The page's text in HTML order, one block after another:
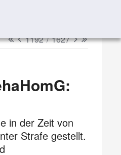
erster
vorheriger
1192/1627nächster
letzter
in der Zeit von
Strafe gestellt.